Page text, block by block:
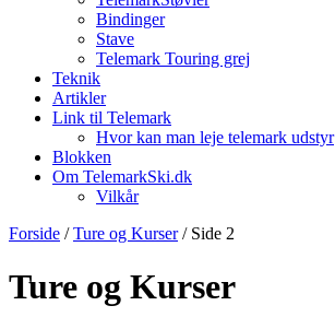
Bindinger
Stave
Telemark Touring grej
Teknik
Artikler
Link til Telemark
Hvor kan man leje telemark udstyr
Blokken
Om TelemarkSki.dk
Vilkår
Forside /Ture og Kurser/ Side 2
Ture og Kurser